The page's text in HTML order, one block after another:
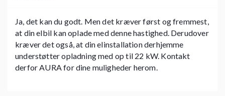
Ja, det kan du godt. Men det kræver først og fremmest,
at din elbil kan oplade med denne hastighed. Derudover
kræver det også, at din elinstallation derhjemme
understøtter opladning med op til 22 kW. Kontakt
derfor AURA for dine muligheder herom.